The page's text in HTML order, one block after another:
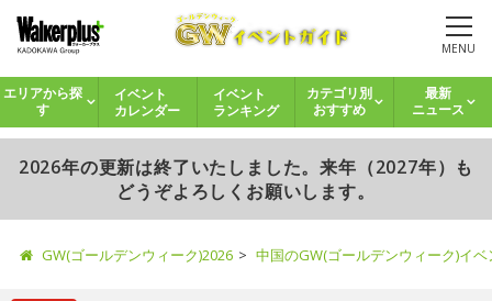
MENU
エリアから探
す
イベント
カレンダー
イベント
ランキング
カテゴリ別
おすすめ
最新
ニュース
2026年の更新は終了いたしました。来年（2027年）も
どうぞよろしくお願いします。
GW(ゴールデンウィーク)2026 中国のGW(ゴールデンウィーク)イ